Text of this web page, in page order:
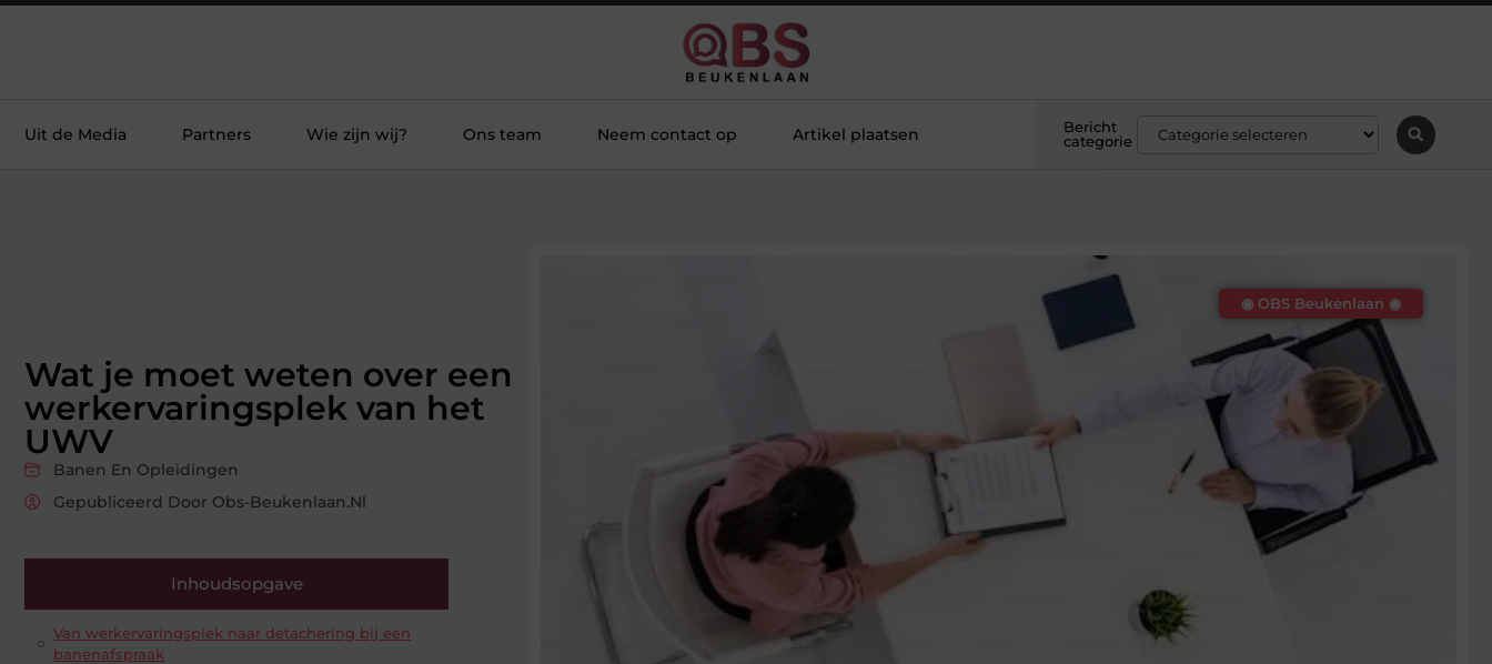
Uit de Media Partners Wie zijn wij? Ons team Neem contact op Artikel plaatsen
Bericht
categorie
Wat je moet weten over een
werkervaringsplek van het
UWV
Banen En Opleidingen
Gepubliceerd Door Obs-Beukenlaan.nl
Inhoudsopgave
Van werkervaringsplek naar detachering bij een
banenafspraak
◉ OBS Beukenlaan ◉